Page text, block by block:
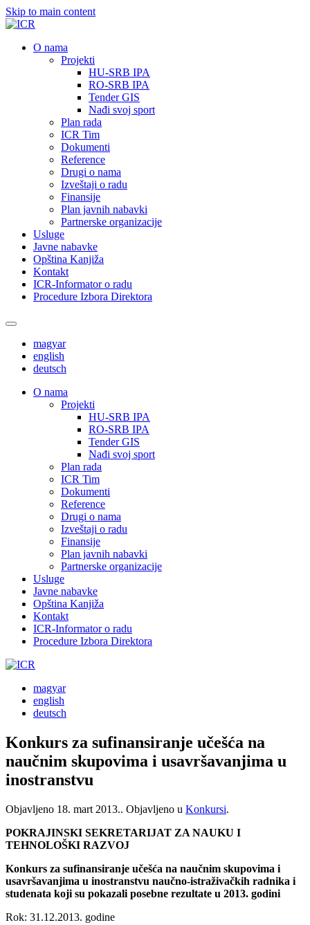
Skip to main content
О nama
Projekti
HU-SRB IPA
RO-SRB IPA
Tender GIS
Nađi svoj sport
Plan rada
ICR Tim
Dokumenti
Reference
Drugi o nama
Izveštaji o radu
Finansije
Plan javnih nabavki
Partnerske organizacije
Usluge
Javne nabavke
Opština Kanjiža
Kontakt
ICR-Informator o radu
Procedure Izbora Direktora
magyar
english
deutsch
О nama
Projekti
HU-SRB IPA
RO-SRB IPA
Tender GIS
Nađi svoj sport
Plan rada
ICR Tim
Dokumenti
Reference
Drugi o nama
Izveštaji o radu
Finansije
Plan javnih nabavki
Partnerske organizacije
Usluge
Javne nabavke
Opština Kanjiža
Kontakt
ICR-Informator o radu
Procedure Izbora Direktora
magyar
english
deutsch
Konkurs za sufinansiranje učešća na
naučnim skupovima i usavršavanjima u
inostranstvu
Objavljeno 18. mart 2013.. Objavljeno u Konkursi.
POKRAJINSKI SEKRETARIJAT ZA NAUKU I
TEHNOLOŠKI RAZVOJ
Konkurs za sufinansiranje učešća na naučnim skupovima i
usavršavanjima u inostranstvu naučno-istraživačkih radnika i
studenata koji su pokazali posebne rezultate u 2013. godini
Rok: 31.12.2013. godine